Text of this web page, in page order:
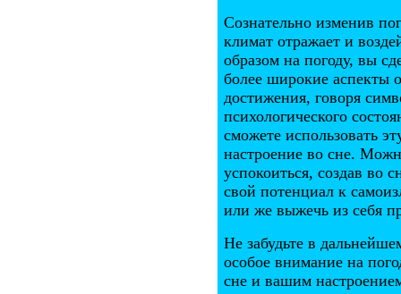
Сознательно изменив
климат отражает и
образом на погоду, вы
более широкие аспекты
достижения, говоря
психологического
сможете использовать
настроение во сне.
успокоиться, создав во
свой потенциал к
или же выжечь из себя
Не забудьте в
особое внимание на
сне и вашим